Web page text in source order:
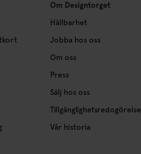
Om Designtorget
Hållbarhet
Jobba hos oss
Om oss
Press
Sälj hos oss
Tillgänglighetsredogörelse
Vår historia